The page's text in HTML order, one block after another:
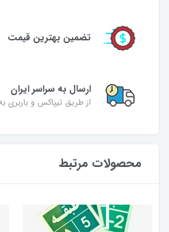
تضمین بهترین قیمت
ارسال به سراسر ایران
از طریق تیپاکس و
محصولات مرتبط